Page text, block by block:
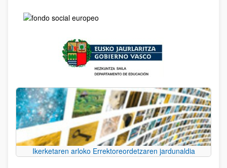
Ikerketaren arloko Errektoreordetzaren jardunaldia